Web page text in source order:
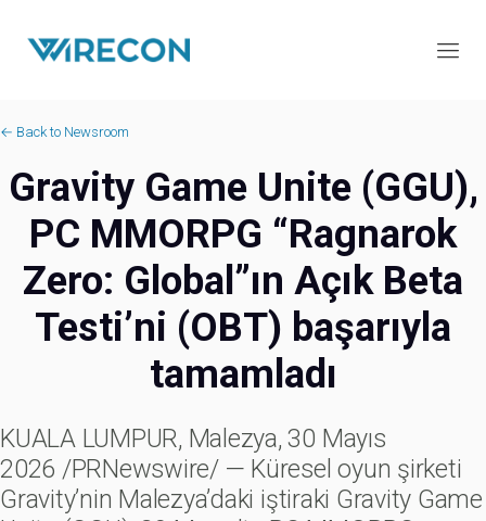
← Back to Newsroom
Gravity Game Unite (GGU),
PC MMORPG “Ragnarok
Zero: Global”ın Açık Beta
Testi’ni (OBT) başarıyla
tamamladı
KUALA LUMPUR, Malezya, 30 Mayıs
2026 /PRNewswire/ — Küresel oyun şirketi
Gravity’nin Malezya’daki iştiraki Gravity Game